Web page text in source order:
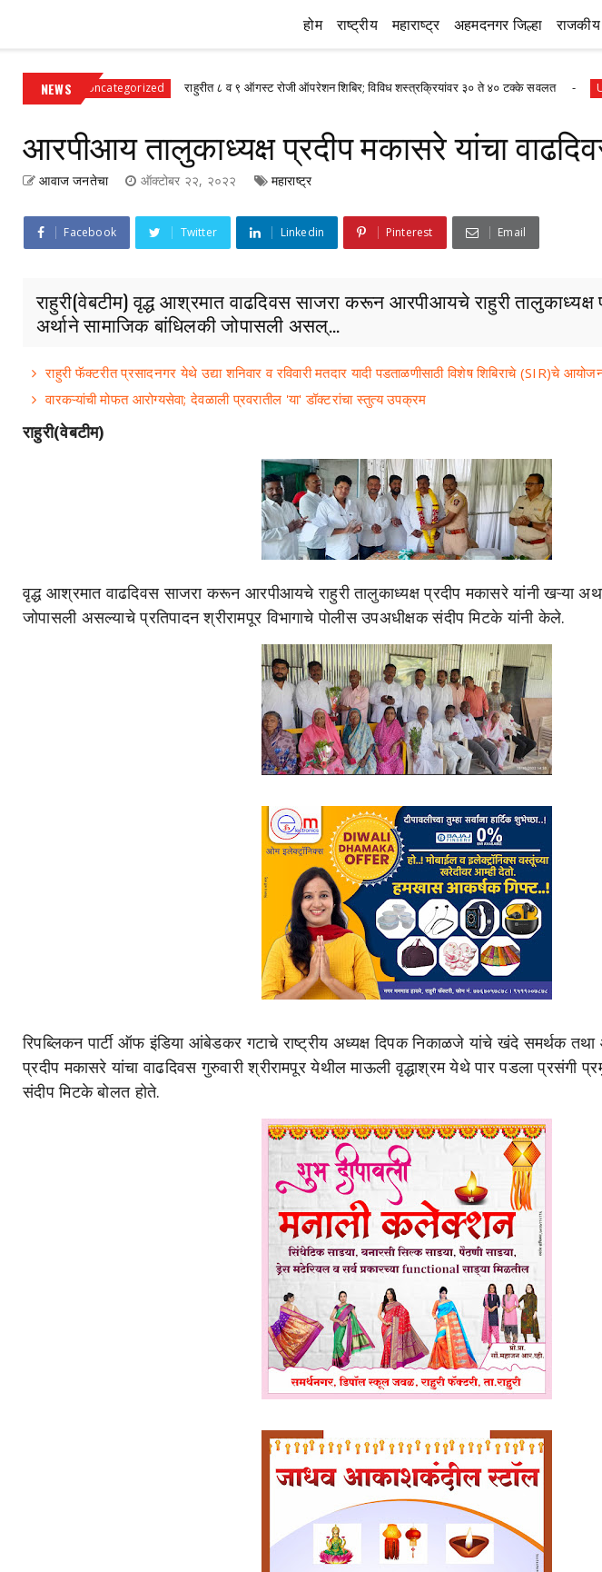
होम राष्ट्रीय महाराष्ट्र अहमदनगर जिल्हा राजकीय
NEWS
Uncategorized राहुरीत ८ व ९ ऑगस्ट रोजी ऑपरेशन शिबिर; विविध शस्त्रक्रियांवर ३० ते ४० टक्के सवलत Uncategorized
आरपीआय तालुकाध्यक्ष प्रदीप मकासरे यांचा
आवाज जनतेचा ऑक्टोबर २२, २०२२ महाराष्ट्र
Facebook Twitter Linkedin Pinterest Email
राहुरी(वेबटीम) वृद्ध आश्रमात वाढदिवस साजरा करून आरपीआयचे राहुरी तालुकाध्यक्ष
अर्थाने सामाजिक बांधिलकी जोपासली असल्...
राहुरी फॅक्टरीत प्रसादनगर येथे उद्या शनिवार व रविवारी मतदार यादी पडताळणीसाठी विशेष शिबिराचे (SIR)चे
वारकऱ्यांची मोफत आरोग्यसेवा; देवळाली प्रवरातील 'या' डॉक्टरांचा स्तुत्य उपक्रम
राहुरी(वेबटीम)
वृद्ध आश्रमात वाढदिवस साजरा करून आरपीआयचे राहुरी तालुकाध्यक्ष प्रदीप मकासरे यांनी खऱ्या
जोपासली असल्याचे प्रतिपादन श्रीरामपूर विभागाचे पोलीस उपअधीक्षक संदीप मिटके यांनी केले.
रिपब्लिकन पार्टी ऑफ इंडिया आंबेडकर गटाचे राष्ट्रीय अध्यक्ष दिपक निकाळजे यांचे खंदे समर्थक तथा
प्रदीप मकासरे यांचा वाढदिवस गुरुवारी श्रीरामपूर येथील माऊली वृद्धाश्रम येथे पार पडला प्रसंगी
संदीप मिटके बोलत होते.